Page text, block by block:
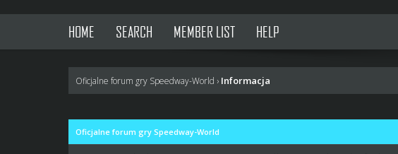
HOME SEARCH MEMBER LIST HELP
Oficjalne forum gry Speedway-World › Informacja
Oficjalne forum gry Speedway-World